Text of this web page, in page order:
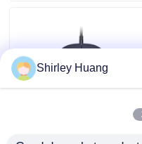
事件
引金 を 求め て くだ
Shirley Huang